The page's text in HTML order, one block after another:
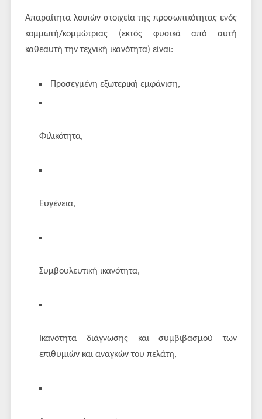
Απαραίτητα λοιπών στοιχεία της προσωπικότητας ενός
κομμωτή/κομμώτριας (εκτός φυσικά από αυτή
καθεαυτή την τεχνική ικανότητα) είναι:
Προσεγμένη εξωτερική εμφάνιση,
Φιλικότητα,
Ευγένεια,
Συμβουλευτική ικανότητα,
Ικανότητα διάγνωσης και συμβιβασμού των
επιθυμιών και αναγκών του πελάτη,